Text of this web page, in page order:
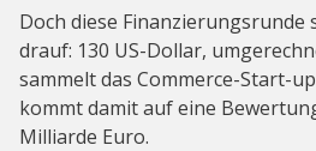
Doch diese Finanzierungsrunde
drauf: 130 US-Dollar,
sammelt das Commerce-Start-
kommt damit auf eine
Milliarde Euro.